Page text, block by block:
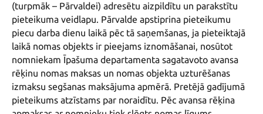
(turpmāk – Pārvaldei) adresētu aizpildītu un parakstītu
pieteikuma veidlapu. Pārvalde apstiprina pieteikumu
piecu darba dienu laikā pēc tā saņemšanas, ja pieteiktajā
laikā nomas objekts ir pieejams iznomāšanai, nosūtot
nomniekam Īpašuma departamenta sagatavoto avansa
rēķinu nomas maksas un nomas objekta uzturēšanas
izmaksu segšanas maksājuma apmērā. Pretējā gadījumā
pieteikums atzīstams par noraidītu. Pēc avansa rēķina